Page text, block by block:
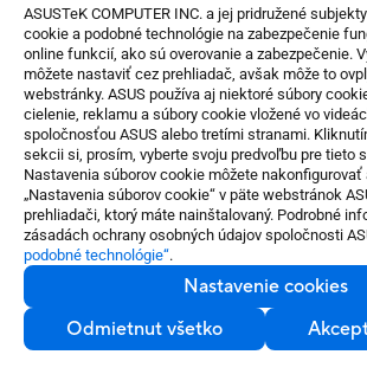
ASUSTeK COMPUTER INC. a jej pridružené
cookie a podobné technológie na zabezpečenie
online funkcií, ako sú overovanie a zabezpečenie.
môžete nastaviť cez prehliadač, avšak môže to
webstránky. ASUS používa aj niektoré súbory
cielenie, reklamu a súbory cookie vložené vo
spoločnosťou ASUS alebo tretími stranami.
sekcii si, prosím, vyberte svoju predvoľbu pre tieto
Nastavenia súborov cookie môžete
„Nastavenia súborov cookie“ v päte webstránok
prehliadači, ktorý máte nainštalovaný. Podrobné
zásadách ochrany osobných údajov spoločnosti
podobné technológie“.
Nastavenie cookies
Odmietnut všetko
vedecky určili, že optimálny
kliknutia klávesu je medzi 45-60 %.
presne zmerané a vyladené
membrán pod klávesmi,
spoločnosťou ASUS.